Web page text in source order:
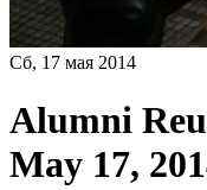
Сб, 17 мая 2014
Alumni
May 17,